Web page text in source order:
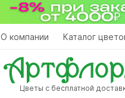
О компании Каталог
Цветы с бесплатной